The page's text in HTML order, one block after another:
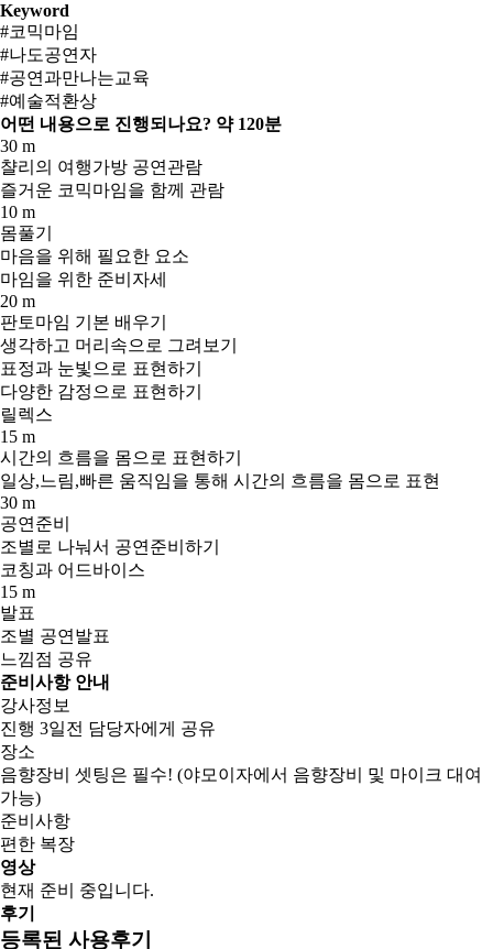
Keyword
#코믹마임
#나도공연자
#공연과만나는교육
#예술적환상
어떤 내용으로 진행되나요? 약 120분
30 m
챨리의 여행가방 공연관람
즐거운 코믹마임을 함께 관람
10 m
몸풀기
마음을 위해 필요한 요소
마임을 위한 준비자세
20 m
판토마임 기본 배우기
생각하고 머리속으로 그려보기
표정과 눈빛으로 표현하기
다양한 감정으로 표현하기
릴렉스
15 m
시간의 흐름을 몸으로 표현하기
일상,느림,빠른 움직임을 통해 시간의 흐름을 몸으로 표현
30 m
공연준비
조별로 나눠서 공연준비하기
코칭과 어드바이스
15 m
발표
조별 공연발표
느낌점 공유
준비사항 안내
강사정보
진행 3일전 담당자에게 공유
장소
음향장비 셋팅은 필수! (야모이자에서 음향장비 및 마이크 대여
가능)
준비사항
편한 복장
영상
현재 준비 중입니다.
후기
등록된 사용후기